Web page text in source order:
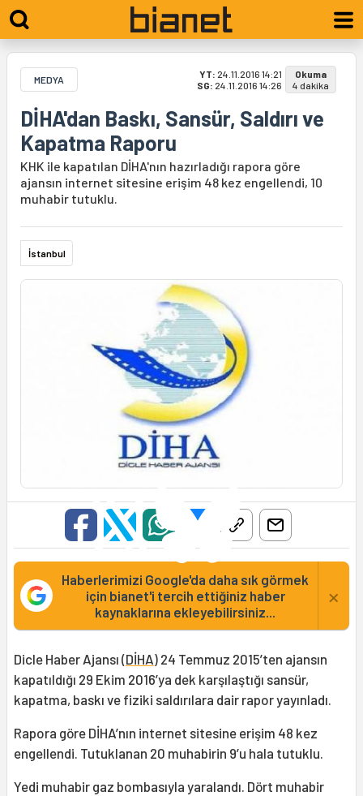
MEDYA YT: 24.11.2016 14:21
SG: 24.11.2016 14:26
Okuma
4 dakika
DİHA'dan Baskı, Sansür, Saldırı ve
Kapatma Raporu
KHK ile kapatılan DİHA'nın hazırladığı rapora göre
ajansın internet sitesine erişim 48 kez engellendi, 10
muhabir tutuklu.
İstanbul
Haberlerimizi Google'da daha sık görmek
için bianet'i tercih ettiğiniz haber
kaynaklarına ekleyebilirsiniz...
×
Dicle Haber Ajansı (DİHA) 24 Temmuz 2015’ten ajansın
kapatıldığı 29 Ekim 2016’ya dek karşılaştığı sansür,
kapatma, baskı ve fiziki saldırılara dair rapor yayınladı.
Rapora göre DİHA’nın internet sitesine erişim 48 kez
engellendi. Tutuklanan 20 muhabirin 9’u hala tutuklu.
Yedi muhabir gaz bombasıyla yaralandı. Dört muhabir